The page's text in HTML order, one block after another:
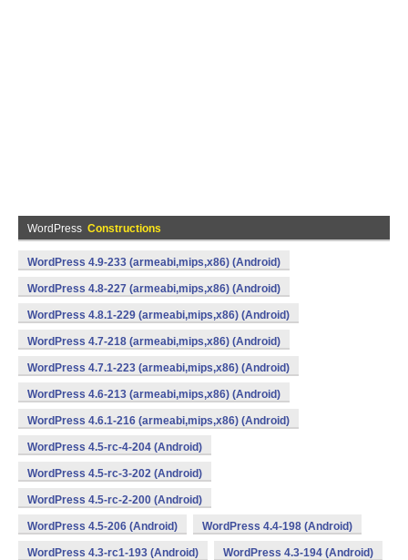
WordPress Constructions
WordPress 4.9-233 (armeabi,mips,x86) (Android)
WordPress 4.8-227 (armeabi,mips,x86) (Android)
WordPress 4.8.1-229 (armeabi,mips,x86) (Android)
WordPress 4.7-218 (armeabi,mips,x86) (Android)
WordPress 4.7.1-223 (armeabi,mips,x86) (Android)
WordPress 4.6-213 (armeabi,mips,x86) (Android)
WordPress 4.6.1-216 (armeabi,mips,x86) (Android)
WordPress 4.5-rc-4-204 (Android)
WordPress 4.5-rc-3-202 (Android)
WordPress 4.5-rc-2-200 (Android)
WordPress 4.5-206 (Android) WordPress 4.4-198 (Android)
WordPress 4.3-rc1-193 (Android) WordPress 4.3-194 (Android)